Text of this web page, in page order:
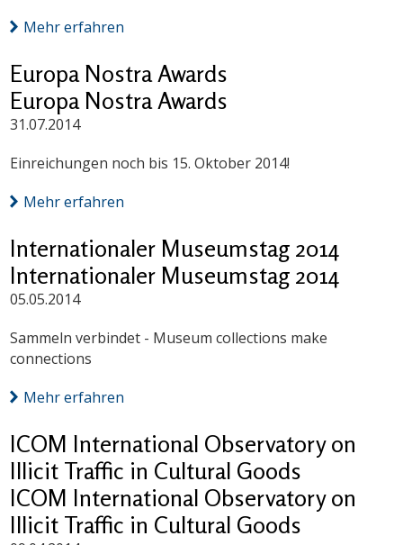
Mehr erfahren
Europa Nostra Awards
Europa Nostra Awards
31.07.2014
Einreichungen noch bis 15. Oktober 2014!
Mehr erfahren
Internationaler Museumstag 2014
Internationaler Museumstag 2014
05.05.2014
Sammeln verbindet - Museum collections make
connections
Mehr erfahren
ICOM International Observatory on
Illicit Traffic in Cultural Goods
ICOM International Observatory on
Illicit Traffic in Cultural Goods